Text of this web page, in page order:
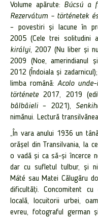
Volume apărute: Búcsú a
Rezervátum – történetek
– povestiri și lacune în
2005 (Cele trei solitudini
királyi, 2007 (Nu liber și
2009 (Noe, amerindianul
2012 (Îndoiala și zadarnicul);
limba română:Acolo
története 2017, 2019
bâlbâieli– 2021),
nimănui. Lectură
„În vara anului 1936 un
orășel din Transilvania, la
o vadă și ca să-și încerce
dar cu sufletul tulbur, și
Máté sau Matei Călugăru
dificultăți.Concomitent
locală, locuitorii urbei,
evreu, fotograful german